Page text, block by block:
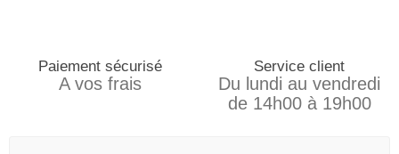
Paiement sécurisé
A vos frais
Service client
Du lundi au vendredi
de 14h00 à 19h00